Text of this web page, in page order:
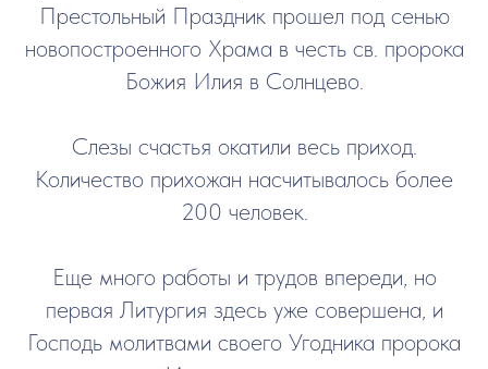
Престольный Праздник прошел под сенью
новопостроенного Храма в честь св. пророка
Божия Илия в Солнцево.
Слезы счастья окатили весь приход.
Количество прихожан насчитывалось более
200 человек.
Еще много работы и трудов впереди, но
первая Литургия здесь уже совершена, и
Господь молитвами своего Угодника пророка